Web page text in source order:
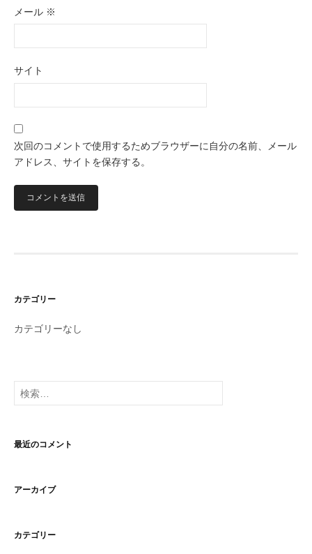
メール ※
サイト
次回のコメントで使用するためブラウザーに自分の名前、メール
アドレス、サイトを保存する。
カテゴリー
カテゴリーなし
検
索:
最近のコメント
アーカイブ
カテゴリー